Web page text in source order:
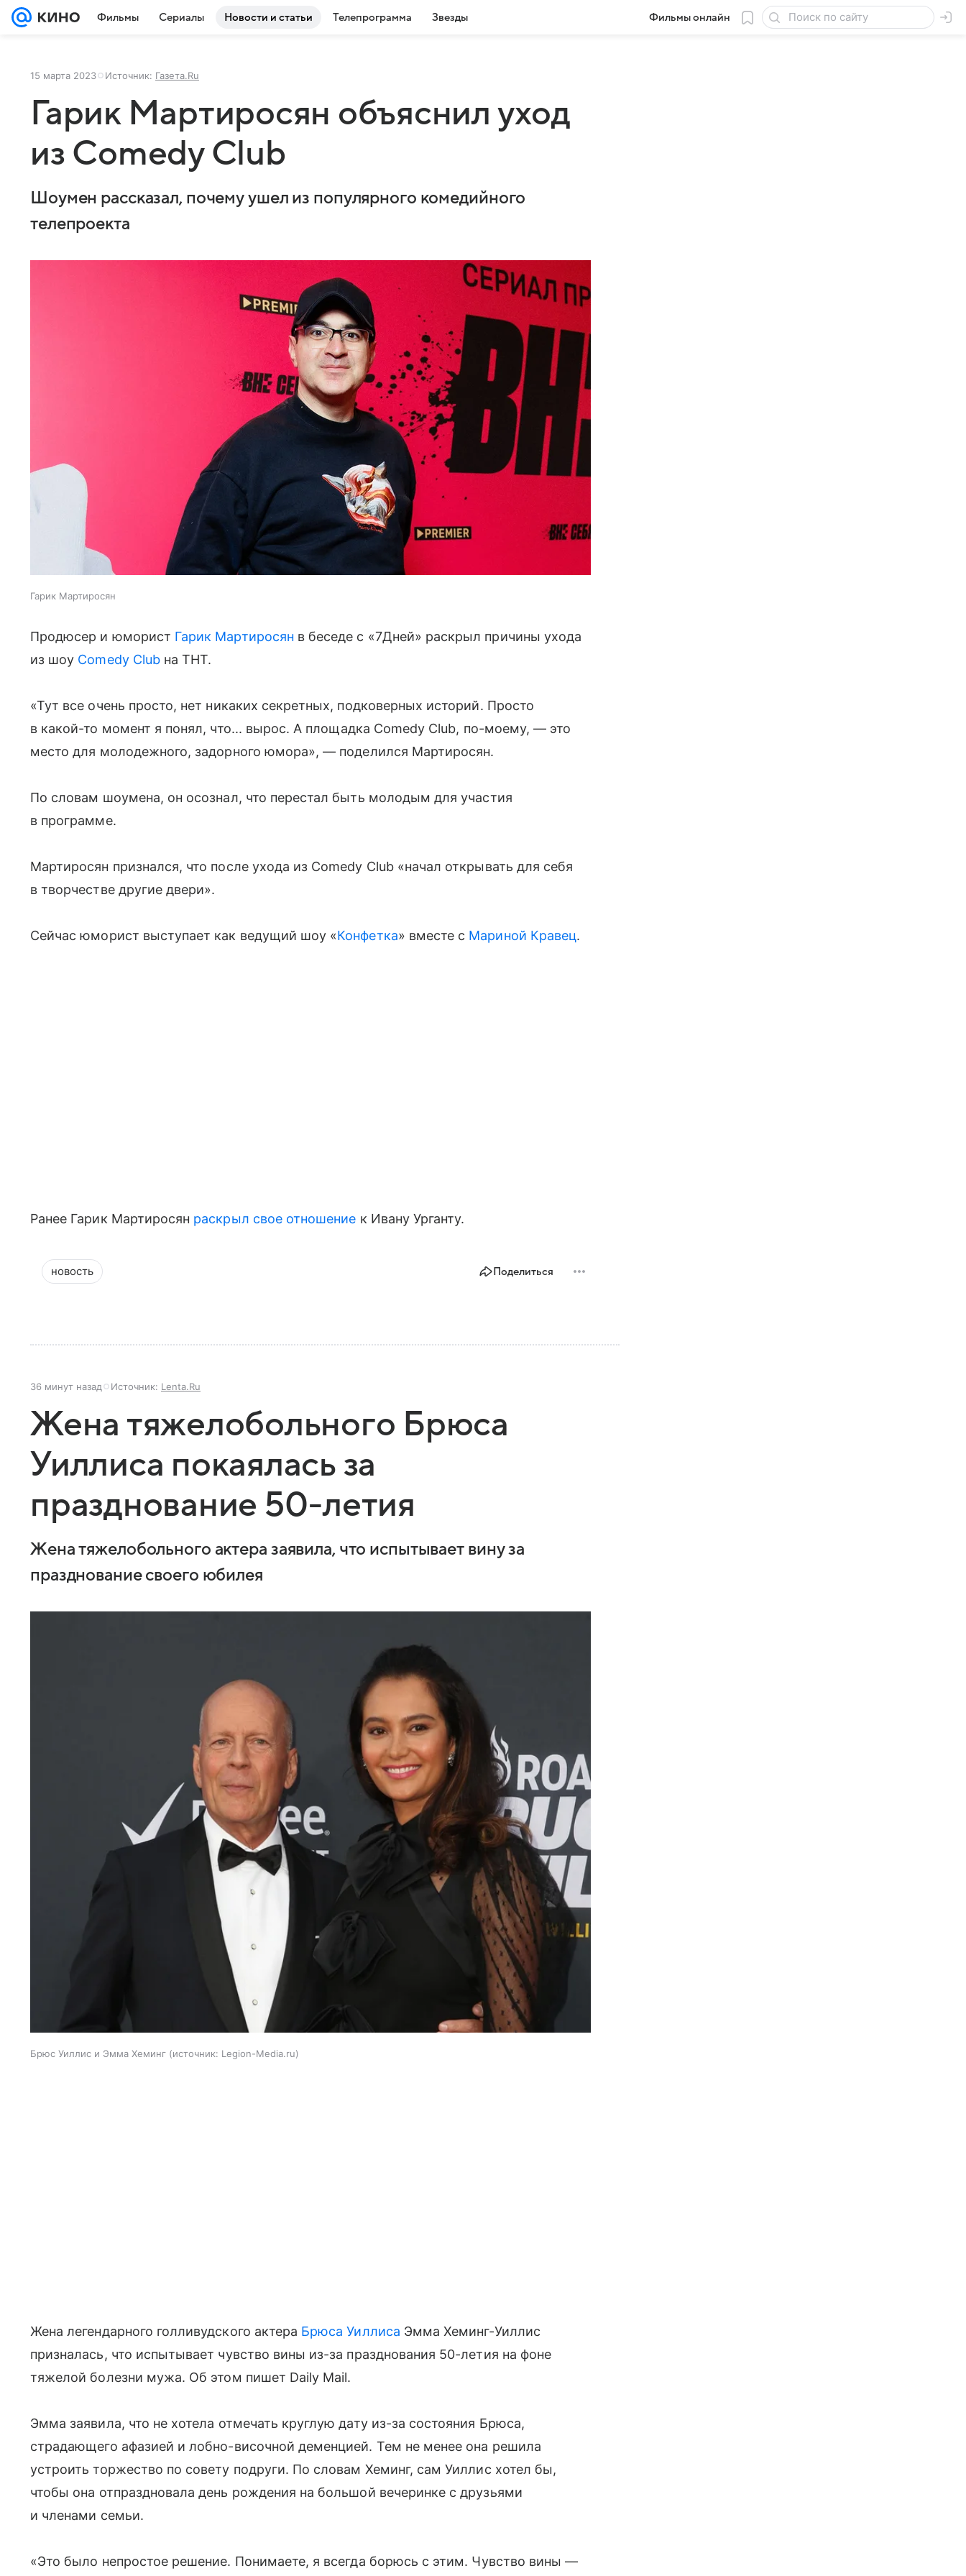
Фильмы Сериалы Новости и статьи Телепрограмма Звезды Фильмы онлайн
15 марта 2023 Источник: Газета.Ru
Гарик Мартиросян объяснил уход
из Comedy Club
Шоумен рассказал, почему ушел из популярного комедийного
телепроекта
Гарик Мартиросян
Продюсер и юморист Гарик Мартиросян в беседе с «7Дней» раскрыл причины ухода
из шоу Comedy Club на ТНТ.
«Тут все очень просто, нет никаких секретных, подковерных историй. Просто
в какой-то момент я понял, что... вырос. А площадка Comedy Club, по-моему, — это
место для молодежного, задорного юмора», — поделился Мартиросян.
По словам шоумена, он осознал, что перестал быть молодым для участия
в программе.
Мартиросян признался, что после ухода из Comedy Club «начал открывать для себя
в творчестве другие двери».
Сейчас юморист выступает как ведущий шоу «Конфетка» вместе с Мариной Кравец.
Ранее Гарик Мартиросян раскрыл свое отношение к Ивану Урганту.
новость Поделиться
36 минут назад Источник: Lenta.Ru
Жена тяжелобольного Брюса
Уиллиса покаялась за
празднование 50-летия
Жена тяжелобольного актера заявила, что испытывает вину за
празднование своего юбилея
Брюс Уиллис и Эмма Хеминг источник: Legion-Media.ru
Жена легендарного голливудского актера Брюса Уиллиса Эмма Хеминг-Уиллис
призналась, что испытывает чувство вины из-за празднования 50-летия на фоне
тяжелой болезни мужа. Об этом пишет Daily Mail.
Эмма заявила, что не хотела отмечать круглую дату из-за состояния Брюса,
страдающего афазией и лобно-височной деменцией. Тем не менее она решила
устроить торжество по совету подруги. По словам Хеминг, сам Уиллис хотел бы,
чтобы она отпраздновала день рождения на большой вечеринке с друзьями
и членами семьи.
«Это было непростое решение. Понимаете, я всегда борюсь с этим. Чувство вины —